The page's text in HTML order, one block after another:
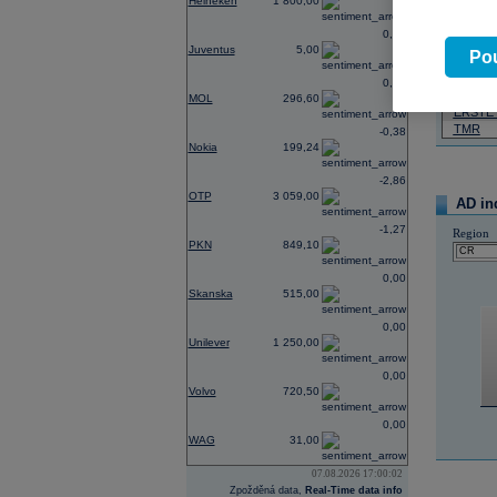
Juventus 5,00
0,00
MOL 296,60
0,00
Nokia 199,24
-0,38
OTP 3 059,00
-2,86
PKN 849,10
-1,27
Skanska 515,00
0,00
Unilever 1 250,00
0,00
Volvo 720,50
0,00
WAG 31,00
0,00
07.08.2026 17:00:02
Zpožděná data, Real-Time data info
Název
ČEZ
ERSTE
TMR
AD
Region